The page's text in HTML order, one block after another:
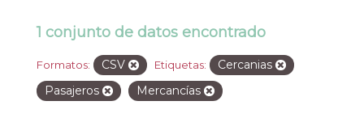
1 conjunto de datos encontrado
Formatos: CSV Etiquetas:
Cercanias
Pasajeros
Mercancías